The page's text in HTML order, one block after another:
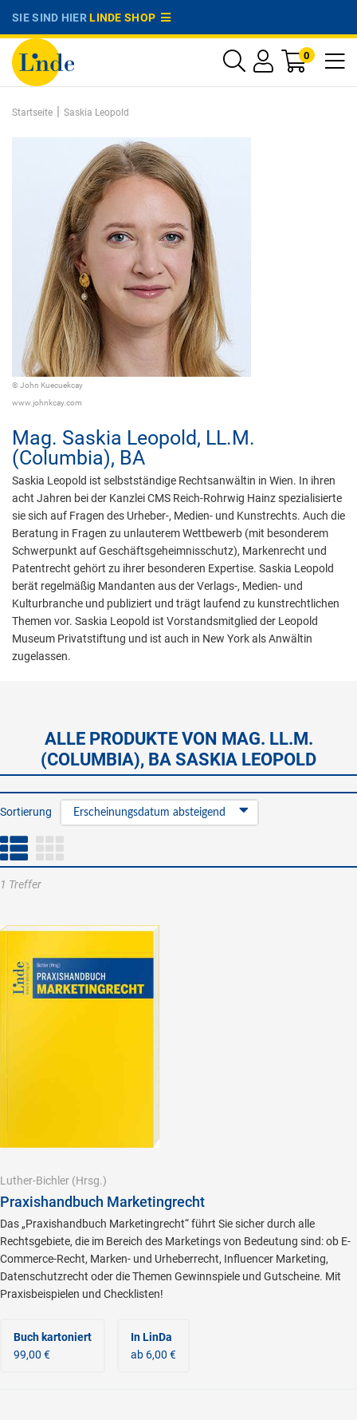
SIE SIND HIERLINDE SHOP
0
Startseite | Saskia Leopold
© John Kuecuekcay
www.johnkcay.com
Mag. Saskia Leopold, LL.M.
(Columbia), BA
Saskia Leopold ist selbstständige Rechtsanwältin in Wien. In ihren
acht Jahren bei der Kanzlei CMS Reich-Rohrwig Hainz spezialisierte
sie sich auf Fragen des Urheber-, Medien- und Kunstrechts. Auch die
Beratung in Fragen zu unlauterem Wettbewerb (mit besonderem
Schwerpunkt auf Geschäftsgeheimnisschutz), Markenrecht und
Patentrecht gehört zu ihrer besonderen Expertise. Saskia Leopold
berät regelmäßig Mandanten aus der Verlags-, Medien- und
Kulturbranche und publiziert und trägt laufend zu kunstrechtlichen
Themen vor. Saskia Leopold ist Vorstandsmitglied der Leopold
Museum Privatstiftung und ist auch in New York als Anwältin
zugelassen.
ALLE PRODUKTE VON MAG. LL.M.
(COLUMBIA), BA SASKIA LEOPOLD
Sortierung Erscheinungsdatum absteigend
1 Treffer
Luther-Bichler (Hrsg.)
Praxishandbuch Marketingrecht
Das „Praxishandbuch Marketingrecht“ führt Sie sicher durch alle
Rechtsgebiete, die im Bereich des Marketings von Bedeutung sind: ob E-
Commerce-Recht, Marken- und Urheberrecht, Influencer Marketing,
Datenschutzrecht oder die Themen Gewinnspiele und Gutscheine. Mit
Praxisbeispielen und Checklisten!
Buch kartoniert
99,00 €
In LinDa
ab 6,00 €